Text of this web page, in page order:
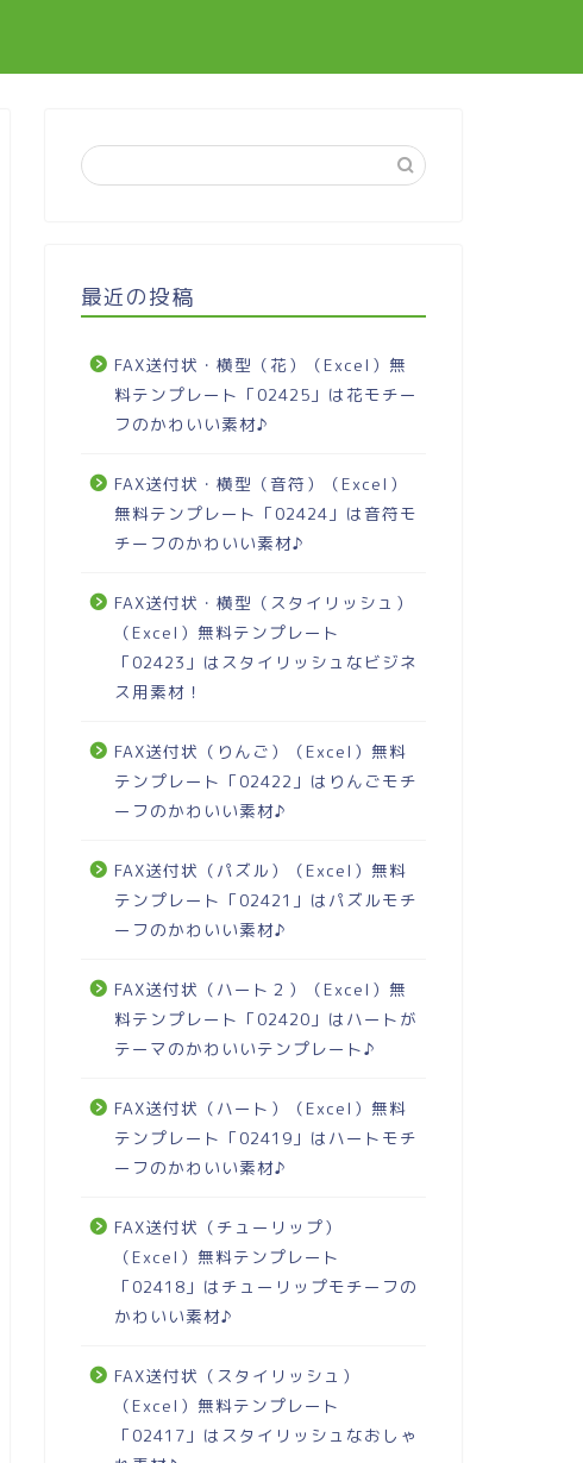
最近の投稿
FAX送付状・横型（花）（Excel）無
料テンプレート「02425」は花モチー
フのかわいい素材♪
FAX送付状・横型（音符）（Excel）
無料テンプレート「02424」は音符モ
チーフのかわいい素材♪
FAX送付状・横型（スタイリッシュ）
（Excel）無料テンプレート
「02423」はスタイリッシュなビジネ
ス用素材！
FAX送付状（りんご）（Excel）無料
テンプレート「02422」はりんごモチ
ーフのかわいい素材♪
FAX送付状（パズル）（Excel）無料
テンプレート「02421」はパズルモチ
ーフのかわいい素材♪
FAX送付状（ハート２）（Excel）無
料テンプレート「02420」はハートが
テーマのかわいいテンプレート♪
FAX送付状（ハート）（Excel）無料
テンプレート「02419」はハートモチ
ーフのかわいい素材♪
FAX送付状（チューリップ）
（Excel）無料テンプレート
「02418」はチューリップモチーフの
かわいい素材♪
FAX送付状（スタイリッシュ）
（Excel）無料テンプレート
「02417」はスタイリッシュなおしゃ